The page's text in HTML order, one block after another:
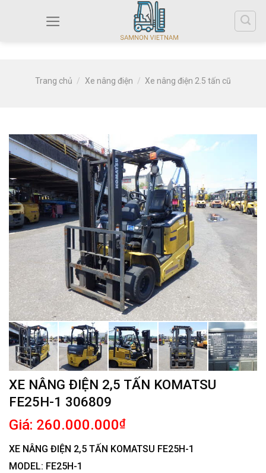
Trang chủ / Xe nâng điện / Xe nâng điện 2.5 tấn cũ
XE NÂNG ĐIỆN 2,5 TẤN KOMATSU
FE25H-1 306809
Giá: 260.000.000₫
XE NÂNG ĐIỆN 2,5 TẤN KOMATSU FE25H-1
MODEL: FE25H-1